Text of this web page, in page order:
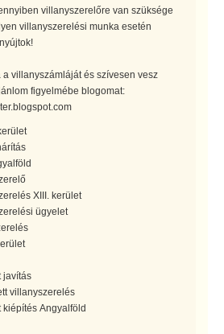
villanyszerelőre van szüksége
villanyszerelési munka esetén
villanyszámláját és szívesen vesz
figyelmébe blogomat:
XIII. kerület
ügyelet
javítás
villanyszerelés
Angyalföld